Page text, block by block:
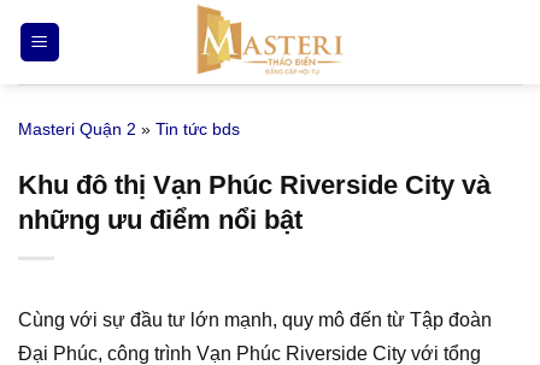
qua
nội
Masteri Quận 2 » Tin tức bds
Khu đô thị Vạn Phúc Riverside City và
những ưu điểm nổi bật
Cùng với sự đầu tư lớn mạnh, quy mô đến từ Tập đoàn
Đại Phúc, công trình Vạn Phúc Riverside City với tổng